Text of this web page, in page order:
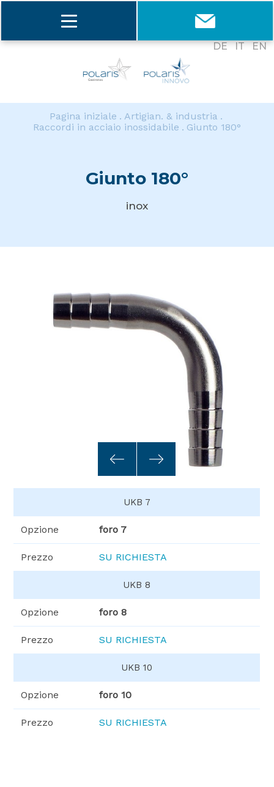
DE IT EN
Pagina iniziale
Artigian. & industria
Raccordi in acciaio inossidabile
Giunto 180°
Giunto 180°
inox
UKB 7
Opzione foro 7
Prezzo SU RICHIESTA
UKB 8
Opzione foro 8
Prezzo SU RICHIESTA
UKB 10
Opzione foro 10
Prezzo SU RICHIESTA